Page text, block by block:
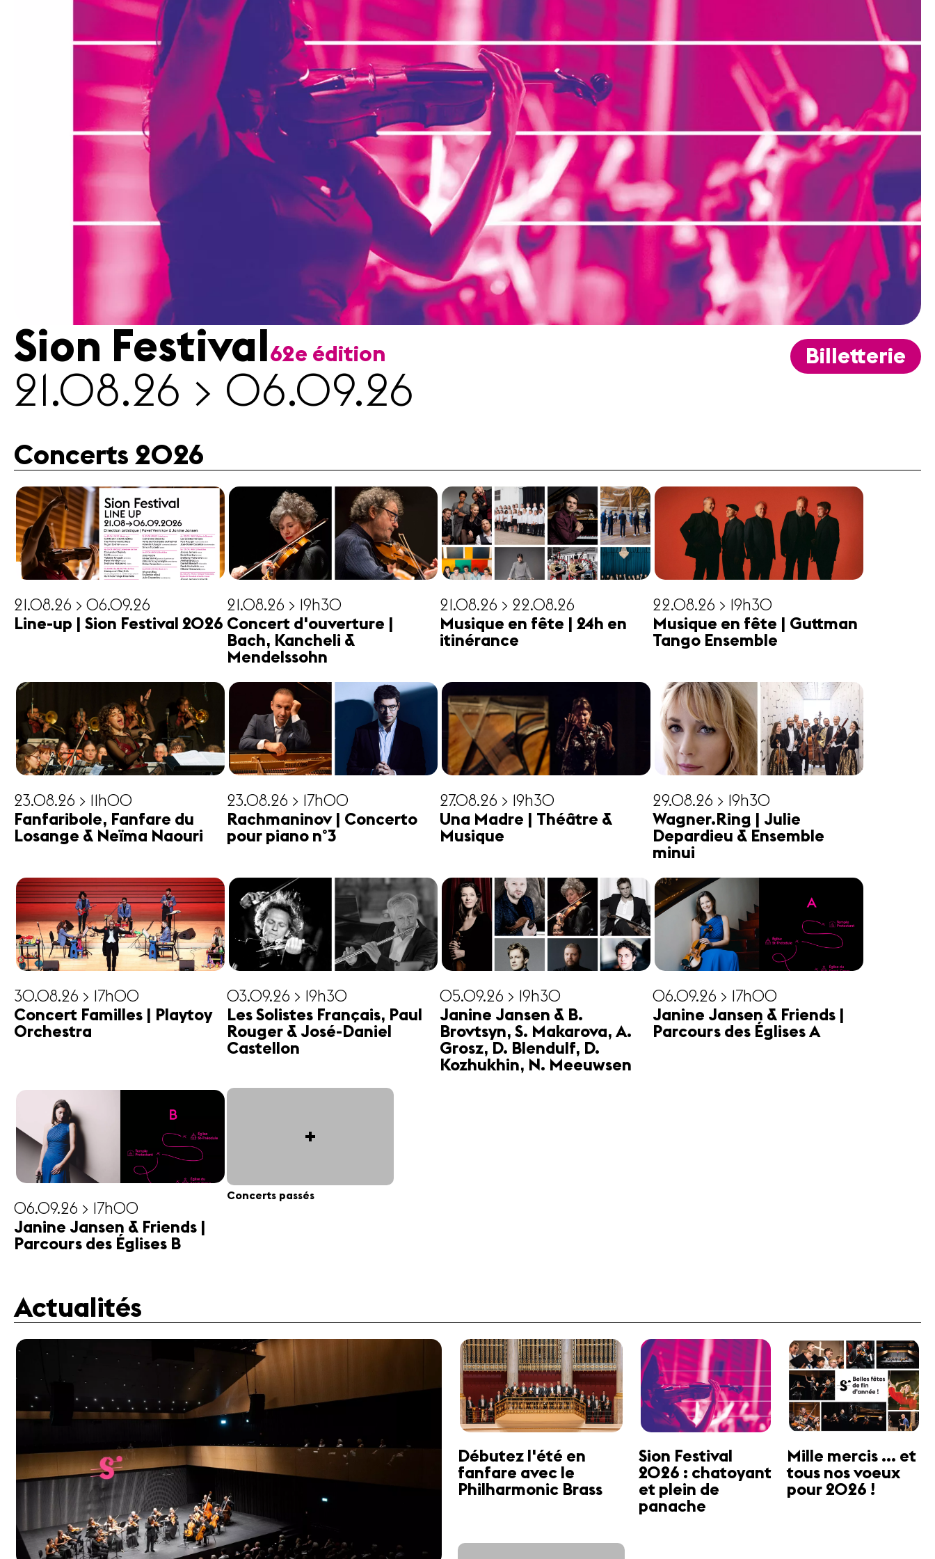
Revue
de
A propos
Mentions
Contact
Sion Festival 62e édition
21.08.26 > 06.09.26
Billetterie
Concerts 2026
21.08.26 > 06.09.26
Line-up | Sion Festival 2026
21.08.26 > 19h30
Concert d'ouverture |
Bach, Kancheli &
Mendelssohn
21.08.26 > 22.08.26
Musique en fête | 24h en
itinérance
22.08.26 > 19h30
Musique en fête | Guttman
Tango Ensemble
23.08.26 > 11h00
Fanfaribole, Fanfare du
Losange & Neïma Naouri
23.08.26 > 17h00
Rachmaninov | Concerto
pour piano n°3
27.08.26 > 19h30
Una Madre | Théâtre &
Musique
29.08.26 > 19h30
Wagner.Ring | Julie
Depardieu & Ensemble
minui
30.08.26 > 17h00
Concert Familles | Playtoy
Orchestra
03.09.26 > 19h30
Les Solistes Français, Paul
Rouger & José-Daniel
Castellon
05.09.26 > 19h30
Janine Jansen & B.
Brovtsyn, S. Makarova, A.
Grosz, D. Blendulf, D.
Kozhukhin, N. Meeuwsen
06.09.26 > 17h00
Janine Jansen & Friends |
Parcours des Églises A
06.09.26 > 17h00
Janine Jansen & Friends |
Parcours des Églises B
+
Concerts passés
Actualités
Débutez l'été en
fanfare avec le
Philharmonic Brass
Sion Festival
2026 : chatoyant
et plein de
panache
Mille mercis ... et
tous nos voeux
pour 2026 !